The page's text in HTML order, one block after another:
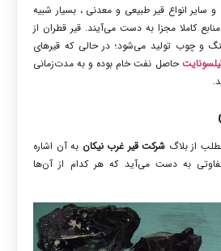
سایر انواع قیر طبیعی و معدنی ، بسیار شبیه
کاملا مجزا به دست می‌آیند. قیر قطران از
و چوب تولید می‌شود؛ در حالی که قیرهای
حاصل نفت خام بوده و به مدت‌زمانی
از بلاگ شرکت قیر غرب نیکان به آن اشاره
به دست می‌آید که هر کدام از آن‌ها